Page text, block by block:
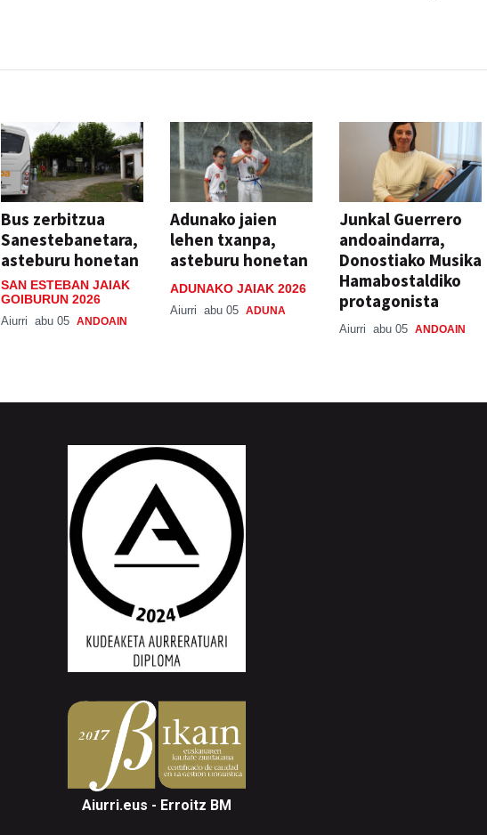
Bus zerbitzua
Sanestebanetara,
asteburu honetan
SAN ESTEBAN JAIAK
GOIBURUN 2026
Aiurri abu 05 ANDOAIN
Adunako jaien
lehen txanpa,
asteburu honetan
ADUNAKO JAIAK 2026
Aiurri abu 05 ADUNA
Junkal Guerrero
andoaindarra,
Donostiako Musika
Hamabostaldiko
protagonista
Aiurri abu 05 ANDOAIN
Aiurri.eus - Erroitz BM